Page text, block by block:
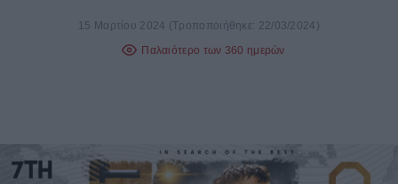
15 Μαρτίου 2024 (Τροποποιήθηκε: 22/03/2024)
Παλαιότερο των 360 ημερών